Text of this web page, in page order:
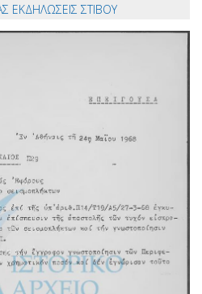
ΕΚΔΗΛΩΣΕΙΣ ΣΤΙΒΟΥ